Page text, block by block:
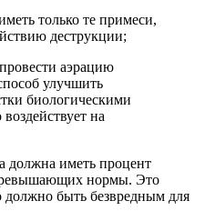
только те примеси,
деструкции;
аэрацию
улучшить
биологическими
на
должна иметь процент
нормы. Это
должно быть безвредным для